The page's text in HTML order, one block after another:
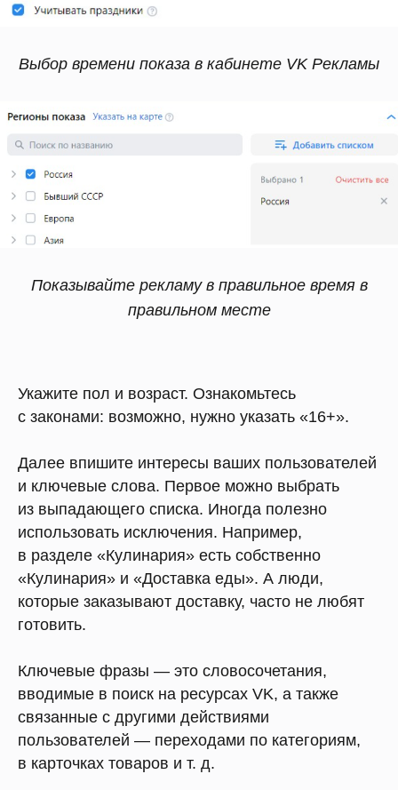
Выбор времени показа в кабинете VK Рекламы
Показывайте рекламу в правильное время в
правильном месте
Укажите пол и возраст. Ознакомьтесь
с законами: возможно, нужно указать «16+».
Далее впишите интересы ваших пользователей
и ключевые слова. Первое можно выбрать
из выпадающего списка. Иногда полезно
использовать исключения. Например,
в разделе «Кулинария» есть собственно
«Кулинария» и «Доставка еды». А люди,
которые заказывают доставку, часто не любят
готовить.
Ключевые фразы — это словосочетания,
вводимые в поиск на ресурсах VK, а также
связанные с другими действиями
пользователей — переходами по категориям,
в карточках товаров и т. д.